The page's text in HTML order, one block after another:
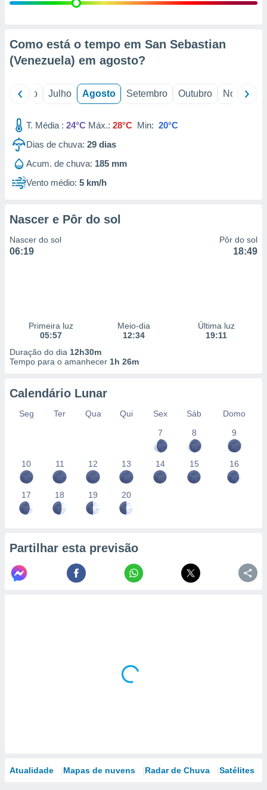
através
estudos
1199
Como está o tempo em San Sebastian
(Venezuela) em agosto?
Junho Julho Agosto Setembro Outubro Novembro
T. Média : 24°C Máx.: 28°C Min: 20°C
Dias de chuva: 29 dias
Acum. de chuva: 185 mm
Vento médio: 5 km/h
Nascer e Pôr do sol
Nascer do sol
06:19
Pôr do sol
18:49
Primeira luz
05:57
Meio-dia
12:34
Última luz
19:11
Duração do dia 12h30m
Tempo para o amanhecer 1h 26m
Calendário Lunar
Seg Ter Qua Qui Sex Sáb
Domo
7
8 9
10 11 12 13 14 15 16
17 18 19 20
Partilhar esta previsão
Atualidade Mapas de nuvens Radar de Chuva Satélites